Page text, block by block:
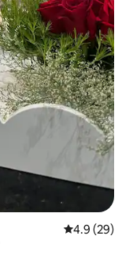
從 29 則評
4.9 (29)